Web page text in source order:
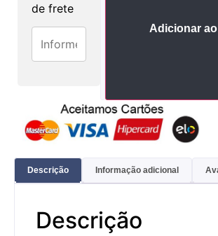
de frete
Adicionar
Descrição Informação adicional
Descrição